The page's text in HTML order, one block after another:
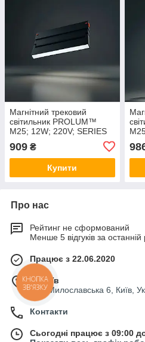
Магнітний трековий
світильник PROLUM™
M25; 12W; 220V; SERIES
909 ₴
Купити
Про нас
Рейтинг не сформований
Менше 5 відгуків за останній
Працює з 22.06.2020
м. Київ
вул. Милославська 6, Київ,
Контакти
Сьогодні працює з 09:00